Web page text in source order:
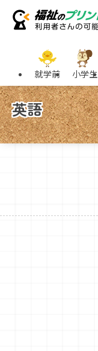
就学前 小学生
英語